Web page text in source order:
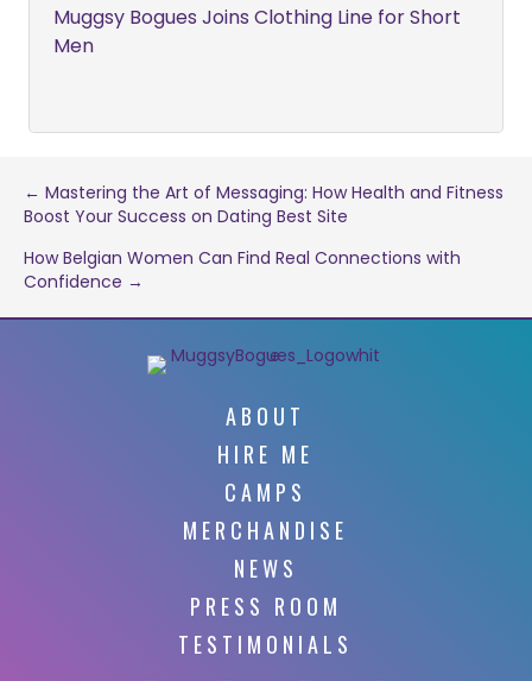
Muggsy Bogues Joins Clothing Line for Short
Men
Post
navigation
← Mastering the Art of Messaging: How Health and Fitness
Boost Your Success on Dating Best Site
How Belgian Women Can Find Real Connections with
Confidence →
ABOUT
HIRE ME
CAMPS
MERCHANDISE
NEWS
PRESS ROOM
TESTIMONIALS